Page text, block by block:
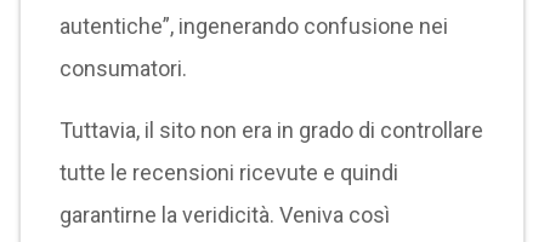
autentiche”, ingenerando confusione nei
consumatori.
Tuttavia, il sito non era in grado di controllare
tutte le recensioni ricevute e quindi
garantirne la veridicità. Veniva così